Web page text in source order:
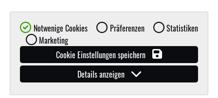
Notwenige Cookies Präferenzen
Statistiken
Marketing
Cookie Einstellungen speichern
Details anzeigen